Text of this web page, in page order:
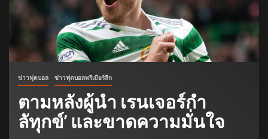
ข่าวฟุตบอล ข่าวฟุตบอลพรีเมียร์ลีก
ตามหลังผู้นำ เรนเจอร์กำ
ลัทุกข์’ และขาดความมั่นใจ